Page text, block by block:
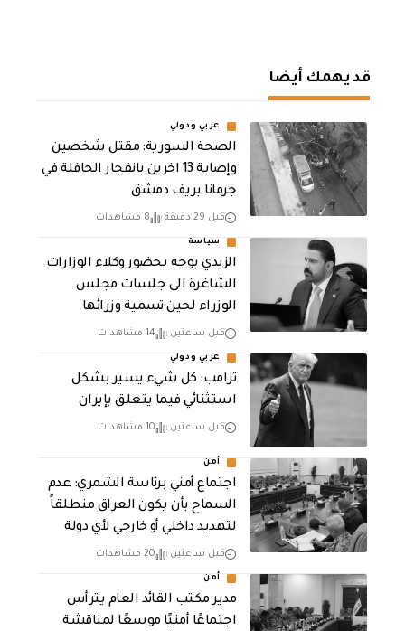
قد يهمك أيضا
عربي ودولي
الصحة السورية: مقتل شخصين
وإصابة 13 اخرين بانفجار الحافلة في
جرمانا بريف دمشق
قبل 29 دقيقة 8 مشاهدات
سياسة
الزيدي يوجه بحضور وكلاء الوزارات
الشاغرة الى جلسات مجلس
الوزراء لحين تسمية وزرائها
قبل ساعتين 14 مشاهدات
عربي ودولي
ترامب: كل شيء يسير بشكل
استثنائي فيما يتعلق بإيران
قبل ساعتين 10 مشاهدات
أمن
اجتماع أمني برئاسة الشمري: عدم
السماح بأن يكون العراق منطلقاً
لتهديد داخلي أو خارجي لأي دولة
قبل ساعتين 20 مشاهدات
أمن
مدير مكتب القائد العام يترأس
اجتماعًا أمنيًا موسعًا لمناقشة